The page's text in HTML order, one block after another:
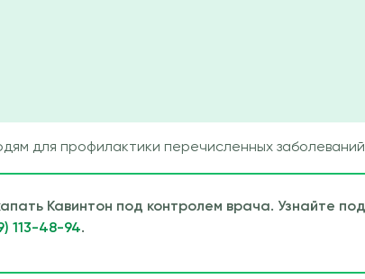
для профилактики перечисленных
Кавинтон под контролем врача. Узнайте
113-48-94.